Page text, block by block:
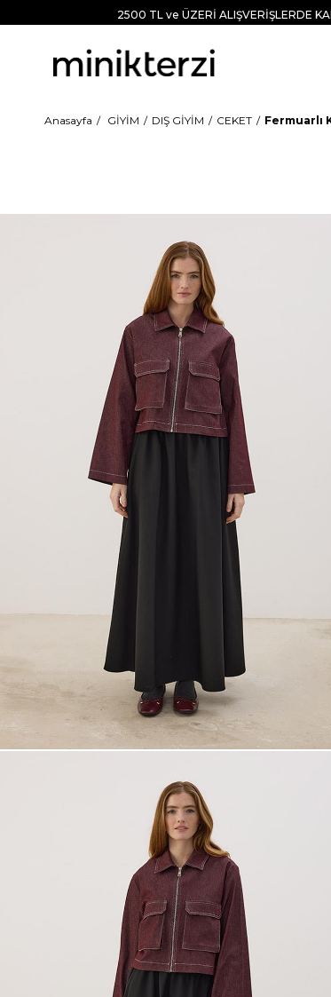
2500 TL ve ÜZERİ ALIŞVERİŞLERDE
Anasayfa GİYİM DIŞ GİYİM CEKET
Fermuarlı